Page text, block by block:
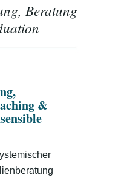
Beratung
&